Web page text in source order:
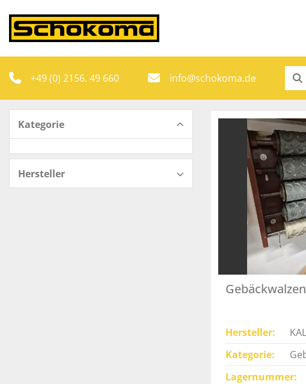
+49 (0) 2156. 49 660 info@schokoma.de
Kategorie
Hersteller
Hersteller
Kategorie
Lagernummer